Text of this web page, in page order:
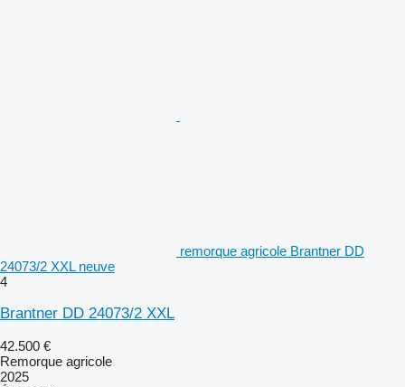
remorque agricole Brantner DD
24073/2 XXL neuve
4
Brantner DD 24073/2 XXL
42.500 €
Remorque agricole
2025